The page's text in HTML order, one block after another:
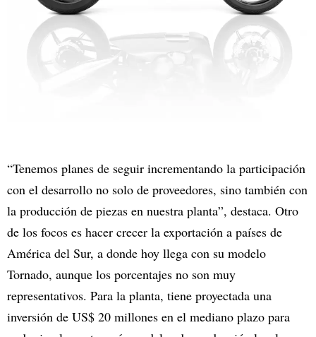
“Tenemos planes de seguir incrementando la participación
con el desarrollo no solo de proveedores, sino también con
la producción de piezas en nuestra planta”, destaca. Otro
de los focos es hacer crecer la exportación a países de
América del Sur, a donde hoy llega con su modelo
Tornado, aunque los porcentajes no son muy
representativos. Para la planta, tiene proyectada una
inversión de US$ 20 millones en el mediano plazo para